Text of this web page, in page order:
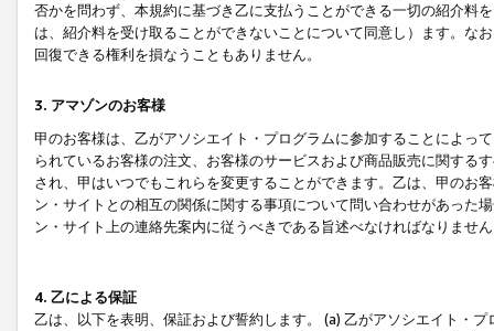
否かを問わず、本規約に基づき乙に支払うことができる一切の紹介料
は、紹介料を受け取ることができないことについて同意し）ます。な
回復できる権利を損なうこともありません。
3. アマゾンのお客様
甲のお客様は、乙がアソシエイト・プログラムに参加することによっ
られているお客様の注文、お客様のサービスおよび商品販売に関する
され、甲はいつでもこれらを変更することができます。乙は、甲のお
ン・サイトとの相互の関係に関する事項について問い合わせがあった
ン・サイト上の連絡先案内に従うべきである旨述べなければなりませ
4. 乙による保証
乙は、以下を表明、保証および誓約します。 (a) 乙がアソシエイト・